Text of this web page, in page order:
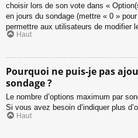
choisir lors de son vote dans «
en jours du sondage (mettre « 0 »
permettre aux utilisateurs de modifier
Haut
Pourquoi ne puis-je pas
sondage ?
Le nombre d’options maximum par
Si vous avez besoin d’indiquer plus
Haut